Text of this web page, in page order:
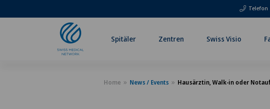
Telefon
Spitäler Zentren Swiss Visio
Home News / Events Hausärztin, Walk-in oder